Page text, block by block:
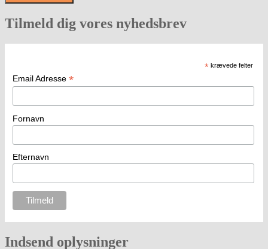
Tilmeld dig vores nyhedsbrev
* krævede felter
Email Adresse *
Fornavn
Efternavn
Indsend oplysninger